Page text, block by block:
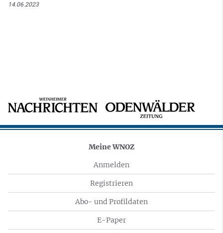
14.06.2023
Meine WNOZ
Anmelden
Registrieren
Abo- und Profildaten
E-Paper